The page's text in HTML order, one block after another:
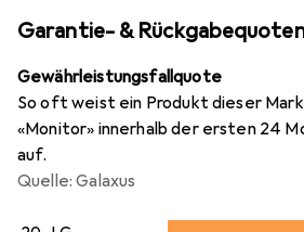
Garantie- &
Gewährleistungsfallquote
So oft weist ein Produkt dieser
«Monitor» innerhalb der ersten 24
auf.
Quelle: Galaxus